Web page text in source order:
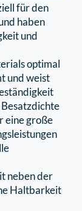
für den
haben
und
optimal
und weist
eine große
neben der
Haltbarkeit